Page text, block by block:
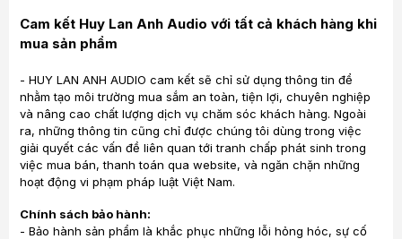
Cam kết Huy Lan Anh Audio với tất cả khách hàng khi
mua sản phẩm
- HUY LAN ANH AUDIO cam kết sẽ chỉ sử dụng thông tin để
nhằm tạo môi trường mua sắm an toàn, tiện lợi, chuyên nghiệp
và nâng cao chất lượng dịch vụ chăm sóc khách hàng. Ngoài
ra, những thông tin cũng chỉ được chúng tôi dùng trong việc
giải quyết các vấn đề liên quan tới tranh chấp phát sinh trong
việc mua bán, thanh toán qua website, và ngăn chặn những
hoạt động vi phạm pháp luật Việt Nam.
Chính sách bảo hành:
- Bảo hành sản phẩm là khắc phục những lỗi hỏng hóc, sự cố